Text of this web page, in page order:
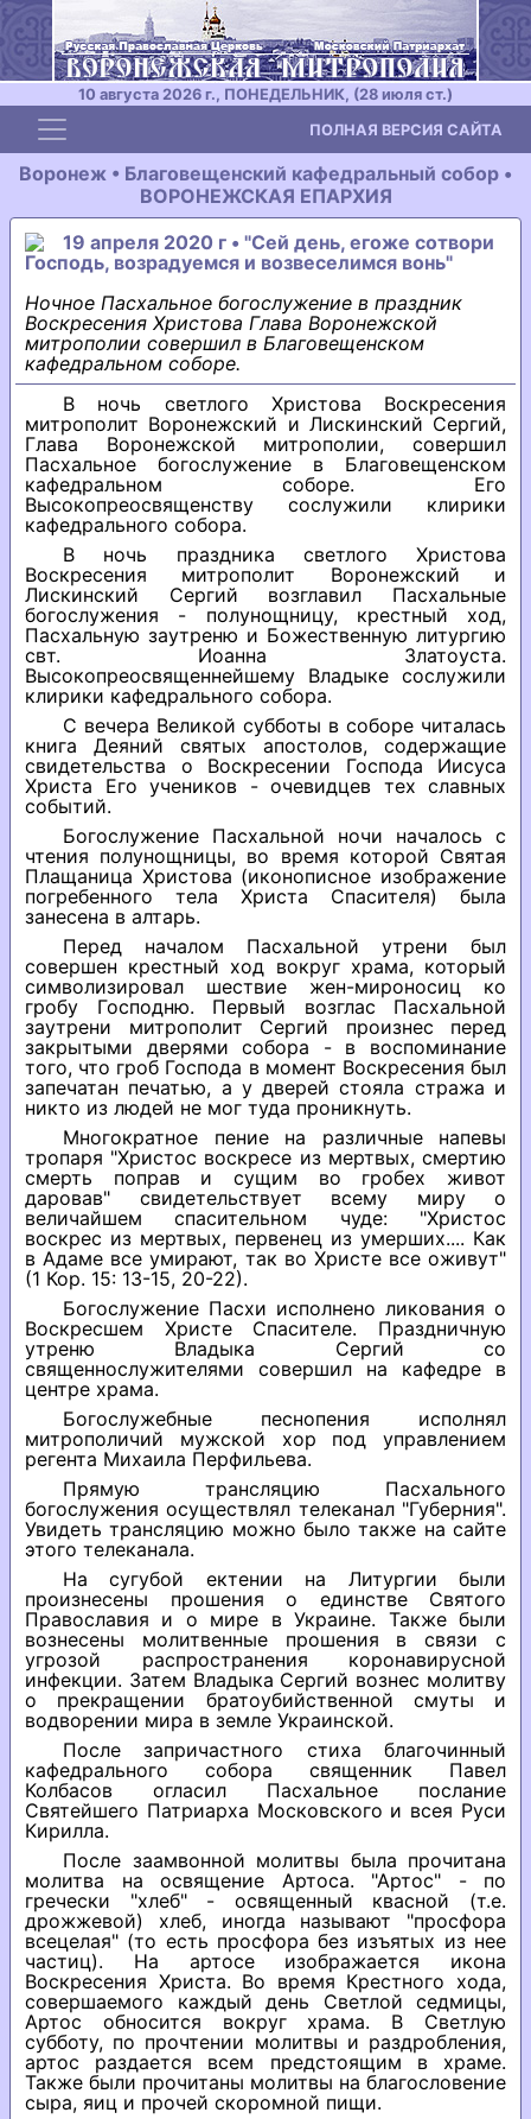
10 августа 2026 г., ПОНЕДЕЛЬНИК, (28 июля ст.)
Toggle navigation ПОЛНАЯ ВЕРСИЯ САЙТА
Воронеж • Благовещенский кафедральный собор •
ВОРОНЕЖСКАЯ ЕПАРХИЯ
19 апреля 2020 г • "Сей день, егоже сотвори
Господь, возрадуемся и возвеселимся вонь"
Ночное Пасхальное богослужение в праздник
Воскресения Христова Глава Воронежской
митрополии совершил в Благовещенском
кафедральном соборе.
В ночь светлого Христова Воскресения
митрополит Воронежский и Лискинский Сергий,
Глава Воронежской митрополии, совершил
Пасхальное богослужение в Благовещенском
кафедральном соборе. Его
Высокопреосвященству сослужили клирики
кафедрального собора.
В ночь праздника светлого Христова
Воскресения митрополит Воронежский и
Лискинский Сергий возглавил Пасхальные
богослужения - полунощницу, крестный ход,
Пасхальную заутреню и Божественную литургию
свт. Иоанна Златоуста.
Высокопреосвященнейшему Владыке сослужили
клирики кафедрального собора.
С вечера Великой субботы в соборе читалась
книга Деяний святых апостолов, содержащие
свидетельства о Воскресении Господа Иисуса
Христа Его учеников - очевидцев тех славных
событий.
Богослужение Пасхальной ночи началось с
чтения полунощницы, во время которой Святая
Плащаница Христова (иконописное изображение
погребенного тела Христа Спасителя) была
занесена в алтарь.
Перед началом Пасхальной утрени был
совершен крестный ход вокруг храма, который
символизировал шествие жен-мироносиц ко
гробу Господню. Первый возглас Пасхальной
заутрени митрополит Сергий произнес перед
закрытыми дверями собора - в воспоминание
того, что гроб Господа в момент Воскресения был
запечатан печатью, а у дверей стояла стража и
никто из людей не мог туда проникнуть.
Многократное пение на различные напевы
тропаря "Христос воскресе из мертвых, смертию
смерть поправ и сущим во гробех живот
даровав" свидетельствует всему миру о
величайшем спасительном чуде: "Христос
воскрес из мертвых, первенец из умерших.... Как
в Адаме все умирают, так во Христе все оживут"
(1 Кор. 15: 13-15, 20-22).
Богослужение Пасхи исполнено ликования о
Воскресшем Христе Спасителе. Праздничную
утреню Владыка Сергий со
священнослужителями совершил на кафедре в
центре храма.
Богослужебные песнопения исполнял
митрополичий мужской хор под управлением
регента Михаила Перфильева.
Прямую трансляцию Пасхального
богослужения осуществлял телеканал "Губерния".
Увидеть трансляцию можно было также на сайте
этого телеканала.
На сугубой ектении на Литургии были
произнесены прошения о единстве Святого
Православия и о мире в Украине. Также были
вознесены молитвенные прошения в связи с
угрозой распространения коронавирусной
инфекции. Затем Владыка Сергий вознес молитву
о прекращении братоубийственной смуты и
водворении мира в земле Украинской.
После запричастного стиха благочинный
кафедрального собора священник Павел
Колбасов огласил Пасхальное послание
Святейшего Патриарха Московского и всея Руси
Кирилла.
После заамвонной молитвы была прочитана
молитва на освящение Артоса. "Артос" - по
гречески "хлеб" - освященный квасной (т.е.
дрожжевой) хлеб, иногда называют "просфора
всецелая" (то есть просфора без изъятых из нее
частиц). На артосе изображается икона
Воскресения Христа. Во время Крестного хода,
совершаемого каждый день Светлой седмицы,
Артос обносится вокруг храма. В Светлую
субботу, по прочтении молитвы и раздробления,
артос раздается всем предстоящим в храме.
Также были прочитаны молитвы на благословение
сыра, яиц и прочей скоромной пищи.